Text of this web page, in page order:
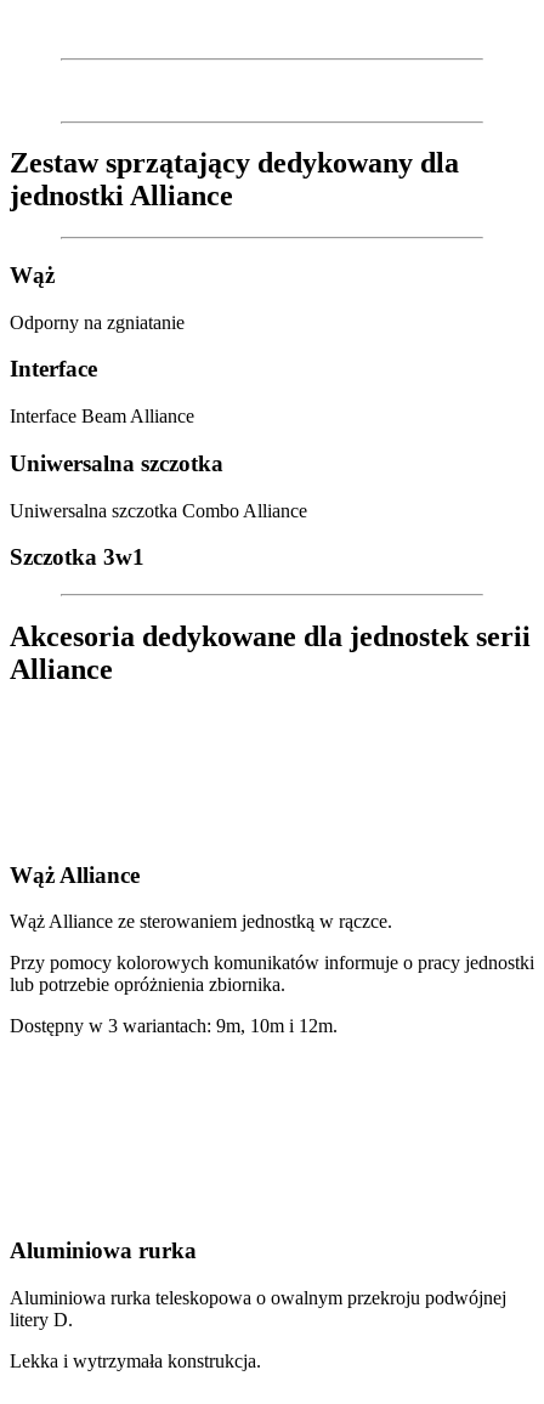
Zestaw sprzątający dedykowany dla
jednostki Alliance
Wąż
Odporny na zgniatanie
Interface
Interface Beam Alliance
Uniwersalna szczotka
Uniwersalna szczotka Combo Alliance
Szczotka 3w1
Akcesoria dedykowane dla jednostek serii
Alliance
Wąż Alliance
Wąż Alliance ze sterowaniem jednostką w rączce.
Przy pomocy kolorowych komunikatów informuje o pracy jednostki
lub potrzebie opróżnienia zbiornika.
Dostępny w 3 wariantach: 9m, 10m i 12m.
Aluminiowa rurka
Aluminiowa rurka teleskopowa o owalnym przekroju podwójnej
litery D.
Lekka i wytrzymała konstrukcja.